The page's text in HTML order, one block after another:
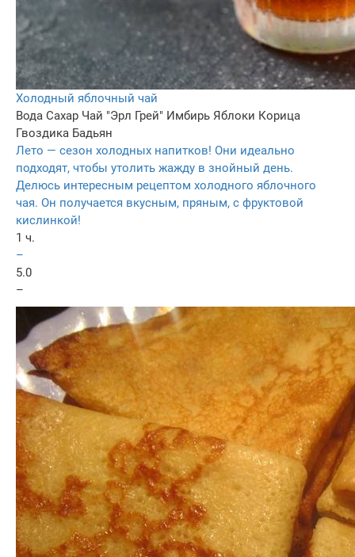
Холодный яблочный чай
Вода Сахар Чай "Эрл Грей" Имбирь Яблоки Корица
Гвоздика Бадьян
Лето — сезон холодных напитков! Они идеально
подходят, чтобы утолить жажду в знойный день.
Делюсь интересным рецептом холодного яблочного
чая. Он получается вкусным, пряным, с фруктовой
кислинкой!
1 ч.
–
5.0
–